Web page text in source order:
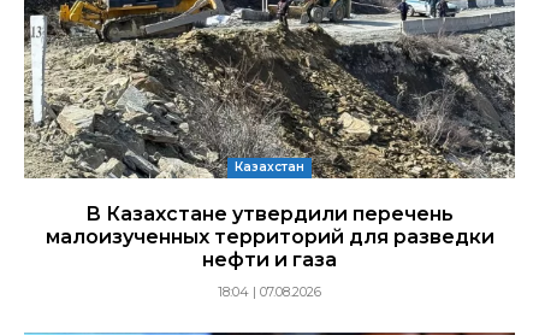
Казахстан
В Казахстане утвердили перечень
малоизученных территорий для разведки
нефти и газа
18:04 | 07.08.2026